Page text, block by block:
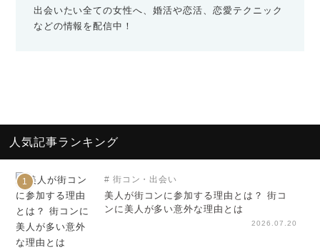
出会いたい全ての女性へ、婚活や恋活、恋愛テクニック
などの情報を配信中！
人気記事ランキング
1 街コン・出会い
美人が街コンに参加する理由とは？ 街コ
ンに美人が多い意外な理由とは
2026.07.20